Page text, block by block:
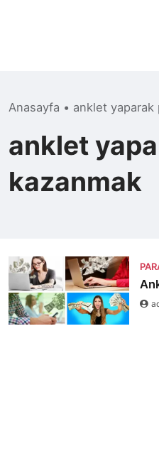
Anasayfa • anklet yaparak
anklet
kazanmak